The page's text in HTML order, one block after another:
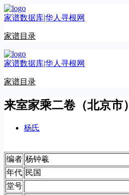
跳
至
容
家谱数据库|华人寻根网
家谱目录
家谱数据库|华人寻根网
家谱目录
来室家乘二卷（北京市）
杨氏
编者 杨钟羲
年代 民国
堂号